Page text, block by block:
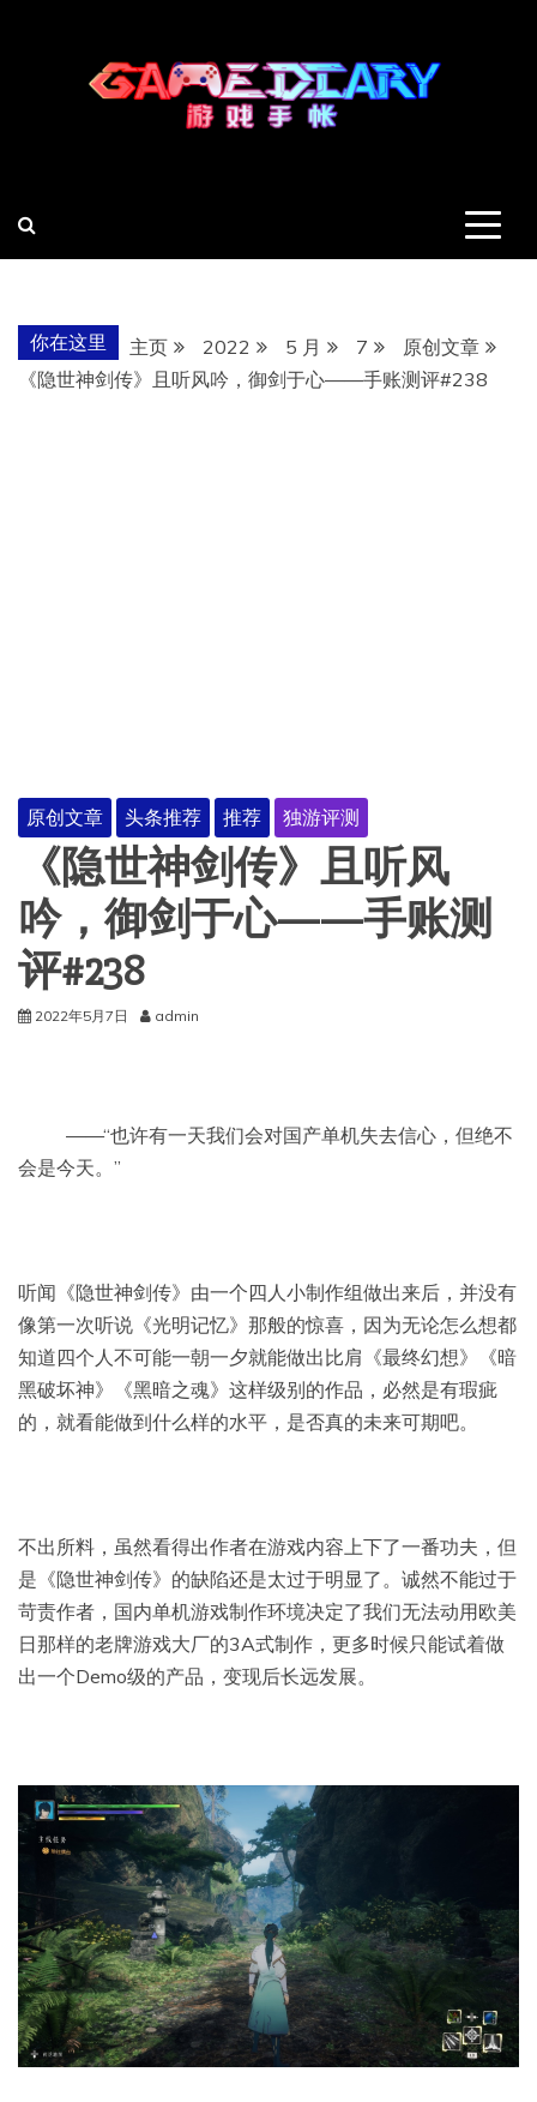
你在这里 主页 2022 5 月 7
原创文章
《隐世神剑传》且听风吟，御剑于心——手账测评#238
原创文章 头条推荐 推荐 独游评测
《隐世神剑传》且听风
吟，御剑于心——手账测
评#238
2022年5月7日 admin
——“也许有一天我们会对国产单机失去信心，但绝不
会是今天。”
听闻《隐世神剑传》由一个四人小制作组做出来后，并没有
像第一次听说《光明记忆》那般的惊喜，因为无论怎么想都
知道四个人不可能一朝一夕就能做出比肩《最终幻想》《暗
黑破坏神》《黑暗之魂》这样级别的作品，必然是有瑕疵
的，就看能做到什么样的水平，是否真的未来可期吧。
不出所料，虽然看得出作者在游戏内容上下了一番功夫，但
是《隐世神剑传》的缺陷还是太过于明显了。诚然不能过于
苛责作者，国内单机游戏制作环境决定了我们无法动用欧美
日那样的老牌游戏大厂的3A式制作，更多时候只能试着做
出一个Demo级的产品，变现后长远发展。